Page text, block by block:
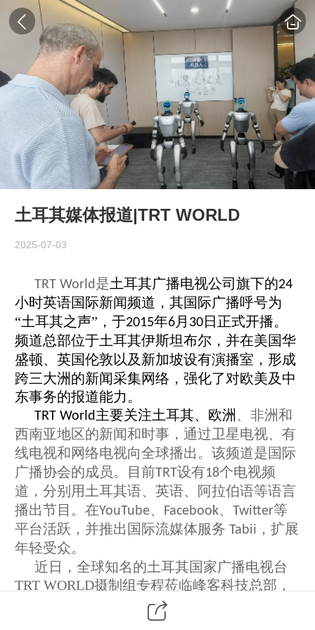
土耳其媒体报道|TRT WORLD
2025-07-03
TRT World 是土耳其广播电视公司旗下的24
小时英语国际新闻频道，其国际广播呼号为
“土耳其之声”， 于2015年6 月 30 日正式开播。
频道总部位于土耳其伊斯坦布尔，并在美国华
盛顿、英国伦敦以及 新加坡设有演播室 ，形成
跨三大洲的新闻采集网络，强化了对欧美及中
东事务的报道能力 。
TRT World 主要关注土耳其、 欧洲 、非洲和
西南亚地区的新闻和时事，通过卫星电视、有
线电视和网络电视向全球播出。该频道是国际
广播协会的成员。目前TRT设有18个电视频
道，分别用土耳其语、英语、阿拉伯语等语言
播出节目。在YouTube、 Facebook、 Twitter等
平台活跃，并推出国际流媒体服务 Tabii ，扩展
年轻受众。
近日，全球知名的土耳其国家广播电视台
TRT WORLD摄制组专程莅临峰客科技总部，
进行了深度探访与专题报道，将峰客机器人在
智能移动及人机交互领域的前沿成果呈现给土